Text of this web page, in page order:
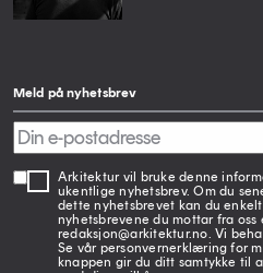
Meld på nyhetsbrev
Arkitektur vil bruke denne
ukentlige nyhetsbrev. Om du
dette nyhetsbrevet kan du
nyhetsbrevene du mottar fra oss
redaksjon@arkitektur.no. Vi
Se vår personvernerklæring for
knappen gir du ditt samtykke til